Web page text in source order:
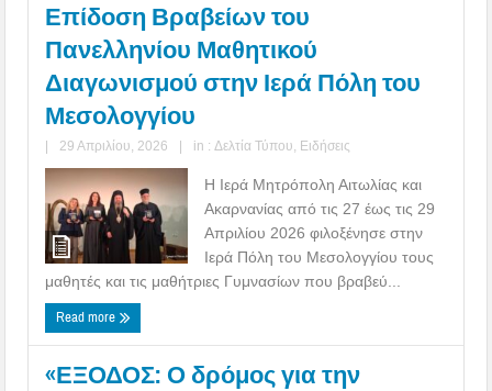
Επίδοση Βραβείων του
Πανελληνίου Μαθητικού
Διαγωνισμού στην Ιερά Πόλη του
Μεσολογγίου
| 29 Απριλίου, 2026 | in : Δελτία Τύπου Ειδήσεις
Η Ιερά Μητρόπολη Αιτωλίας και
Ακαρνανίας από τις 27 έως τις 29
Απριλίου 2026 φιλοξένησε στην
Ιερά Πόλη του Μεσολογγίου τους
μαθητές και τις μαθήτριες Γυμνασίων που βραβεύ...
Read more
«ΕΞΟΔΟΣ: Ο δρόμος για την